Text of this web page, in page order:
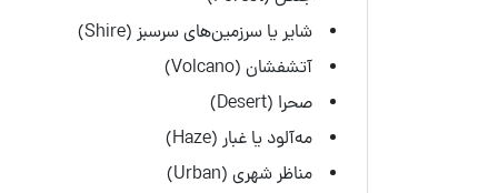
شایر یا سرزمین‌های سرسبز (Shire)
آتشفشان (Volcano)
صحرا (Desert)
مه‌آلود یا غبار (Haze)
مناظر شهری (Urban)